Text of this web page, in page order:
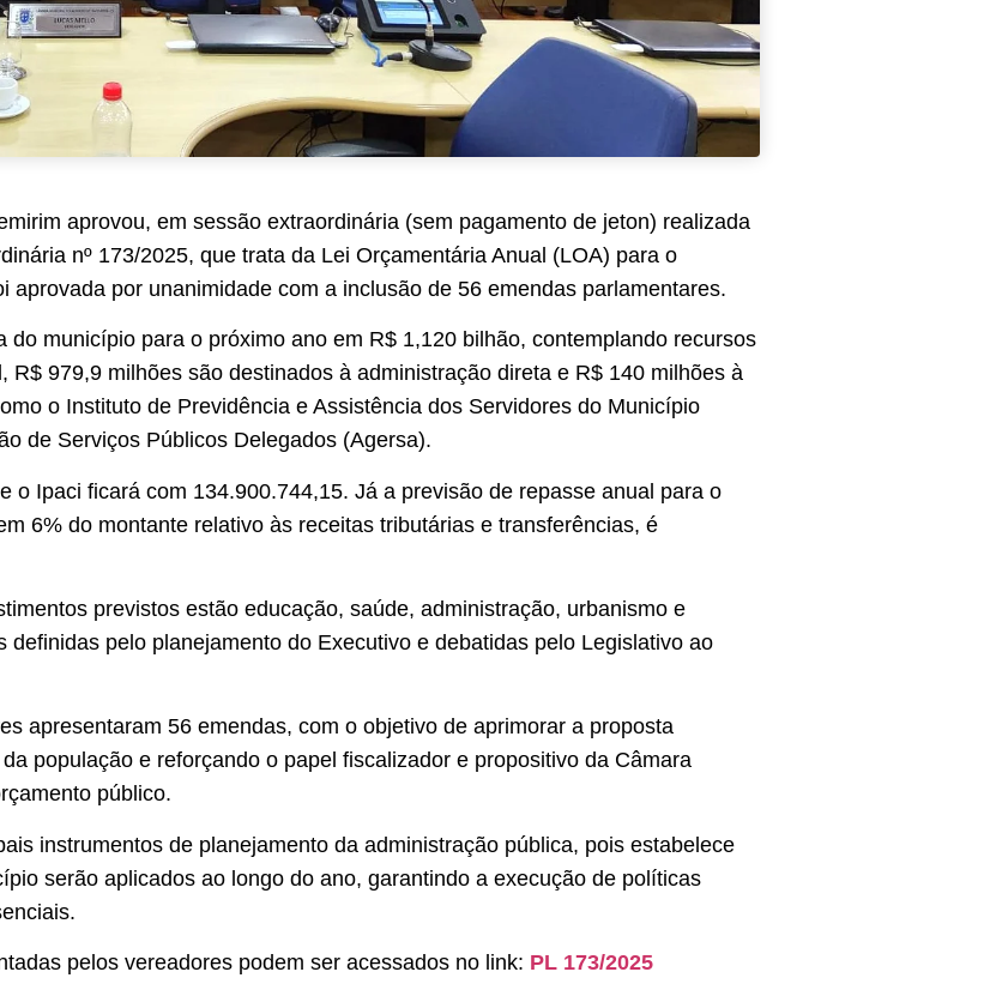
aprovou, em sessão extraordinária (sem pagamento de jeton) realizada
nº 173/2025, que trata da Lei Orçamentária Anual (LOA) para o
aprovada por unanimidade com a inclusão de 56 emendas parlamentares.
município para o próximo ano em R$ 1,120 bilhão, contemplando recursos
R$ 979,9 milhões são destinados à administração direta e R$ 140 milhões à
o Instituto de Previdência e Assistência dos Servidores do Município
de Serviços Públicos Delegados (Agersa).
o Ipaci ficará com 134.900.744,15. Já a previsão de repasse anual para o
6% do montante relativo às receitas tributárias e transferências, é
previstos estão educação, saúde, administração, urbanismo e
pelo planejamento do Executivo e debatidas pelo Legislativo ao
apresentaram 56 emendas, com o objetivo de aprimorar a proposta
população e reforçando o papel fiscalizador e propositivo da Câmara
público.
instrumentos de planejamento da administração pública, pois estabelece
serão aplicados ao longo do ano, garantindo a execução de políticas
pelos vereadores podem ser acessados no link: PL 173/2025